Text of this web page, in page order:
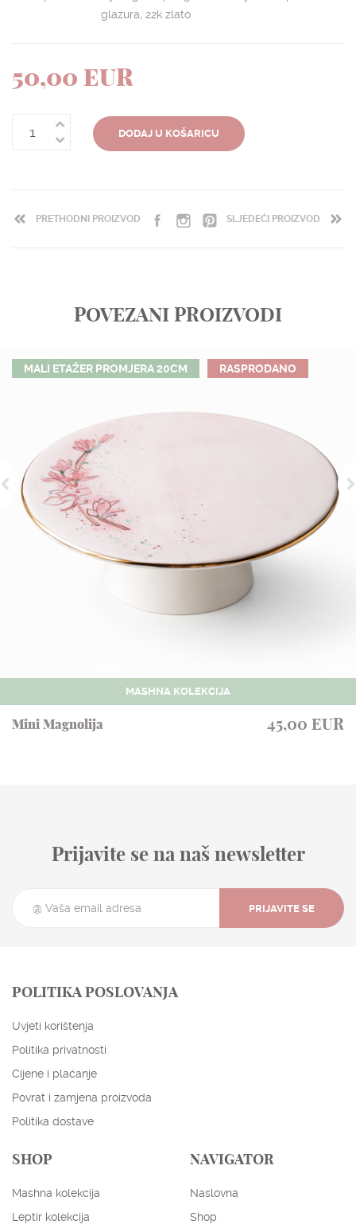
glazura, 22k zlato
50,00 EUR
DODAJ U KOŠARICU
PRETHODNI PROIZVOD SLJEDEĆI PROIZVOD
POVEZANI PROIZVODI
MALI ETAŽER PROMJERA 20CM RASPRODANO
MASHNA KOLEKCIJA
Mini Magnolija 45,00 EUR
Prijavite se na naš newsletter
PRIJAVITE SE
POLITIKA POSLOVANJA
Uvjeti korištenja
Politika privatnosti
Cijene i plaćanje
Povrat i zamjena proizvoda
Politika dostave
SHOP
Mashna kolekcija
Leptir kolekcija
NAVIGATOR
Naslovna
Shop